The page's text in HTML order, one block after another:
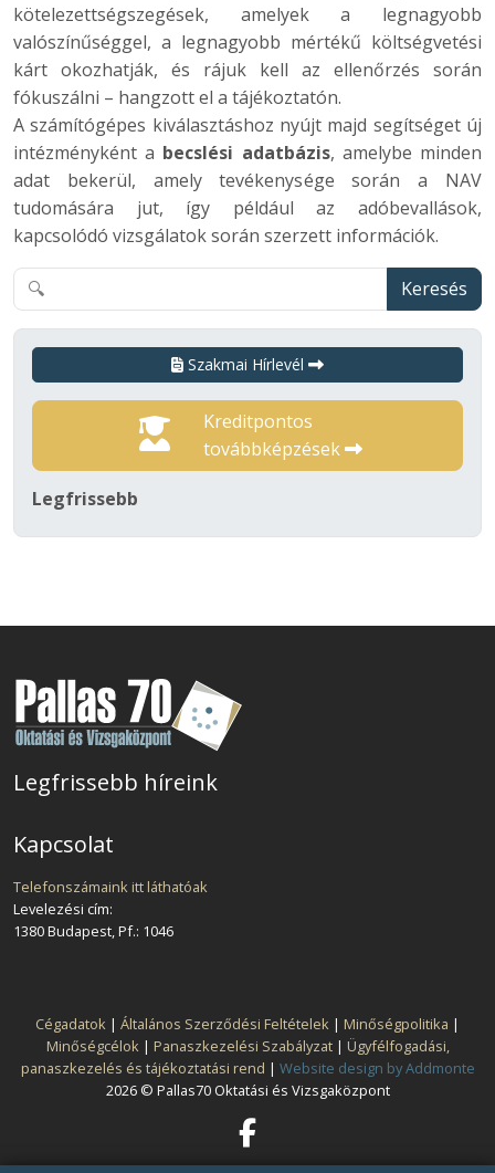
kötelezettségszegések, amelyek a legnagyobb
valószínűséggel, a legnagyobb mértékű költségvetési
kárt okozhatják, és rájuk kell az ellenőrzés során
fókuszálni – hangzott el a tájékoztatón.
A számítógépes kiválasztáshoz nyújt majd segítséget új
intézményként a becslési adatbázis, amelybe minden
adat bekerül, amely tevékenysége során a NAV
tudomására jut, így például az adóbevallások,
kapcsolódó vizsgálatok során szerzett információk.
Keresés
Szakmai Hírlevél
Kreditpontos
továbbképzések
Legfrissebb
Legfrissebb híreink
Kapcsolat
Telefonszámaink itt láthatóak
Levelezési cím:
1380 Budapest, Pf.: 1046
Cégadatok | Általános Szerződési Feltételek | Minőségpolitika |
Minőségcélok| Panaszkezelési Szabályzat| Ügyfélfogadási,
panaszkezelés és tájékoztatási rend | Website design by Addmonte
2026 © Pallas70 Oktatási és Vizsgaközpont